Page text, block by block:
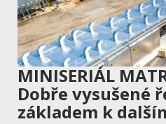
MINISERIÁL
Dobře vysušené
základem k